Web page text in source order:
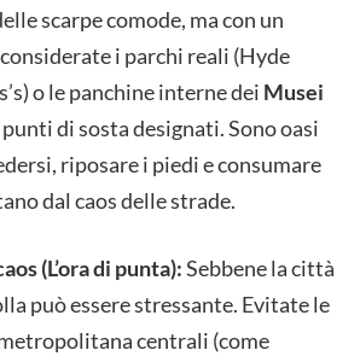
scarpe comode, ma con un
i parchi reali (Hyde
o le panchine interne dei Musei
di sosta designati. Sono oasi
riposare i piedi e consumare
dal caos delle strade.
(L’ora di punta):Sebbene la città
può essere stressante. Evitate le
centrali (come